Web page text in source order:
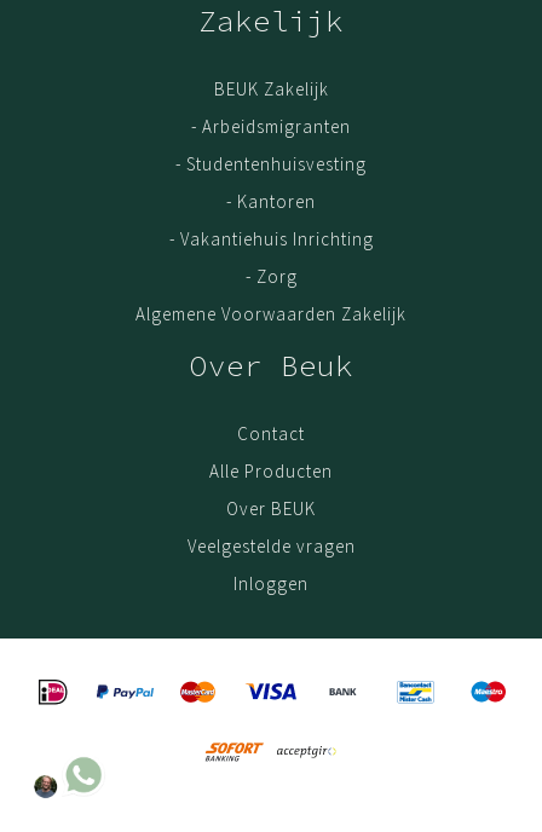
Zakelijk
BEUK Zakelijk
- Arbeidsmigranten
- Studentenhuisvesting
- Kantoren
- Vakantiehuis Inrichting
- Zorg
Algemene Voorwaarden Zakelijk
Over Beuk
Contact
Alle Producten
Over BEUK
Veelgestelde vragen
Inloggen